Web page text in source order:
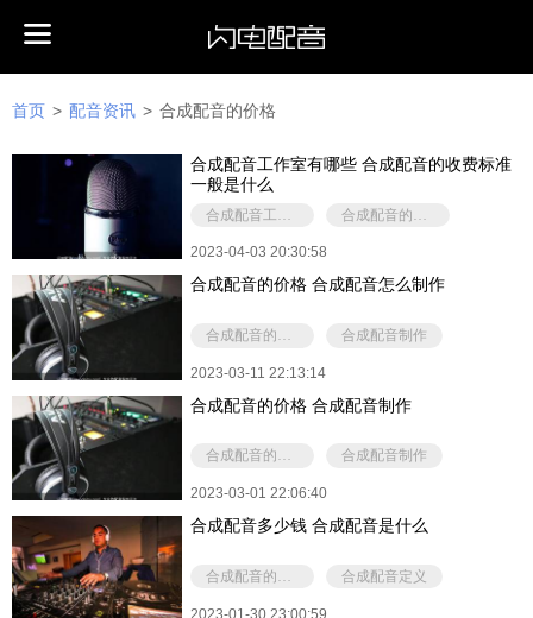
首页 > 配音资讯 > 合成配音的价格
合成配音工作室有哪些 合成配音的收费标准
一般是什么
2023-04-03 20:30:58
合成配音的价格 合成配音怎么制作
合成配音的价格 合成配音制作
2023-03-11 22:13:14
合成配音的价格 合成配音制作
合成配音的价格 合成配音制作
2023-03-01 22:06:40
合成配音多少钱 合成配音是什么
合成配音定义
2023-01-30 23:00:59